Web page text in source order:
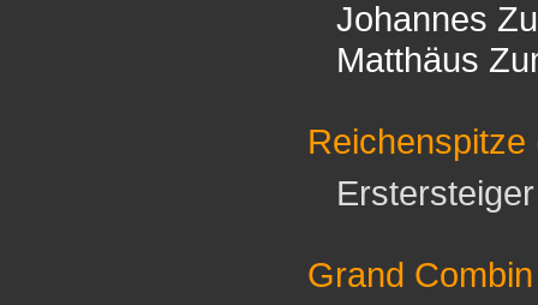
Johannes
Matthäus
Reichenspitze
Grand Combin